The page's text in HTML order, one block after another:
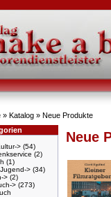
» Katalog » Neue Produkte
> (54)
(2)
(1)
> (34)
> (2)
> (273)
Neue